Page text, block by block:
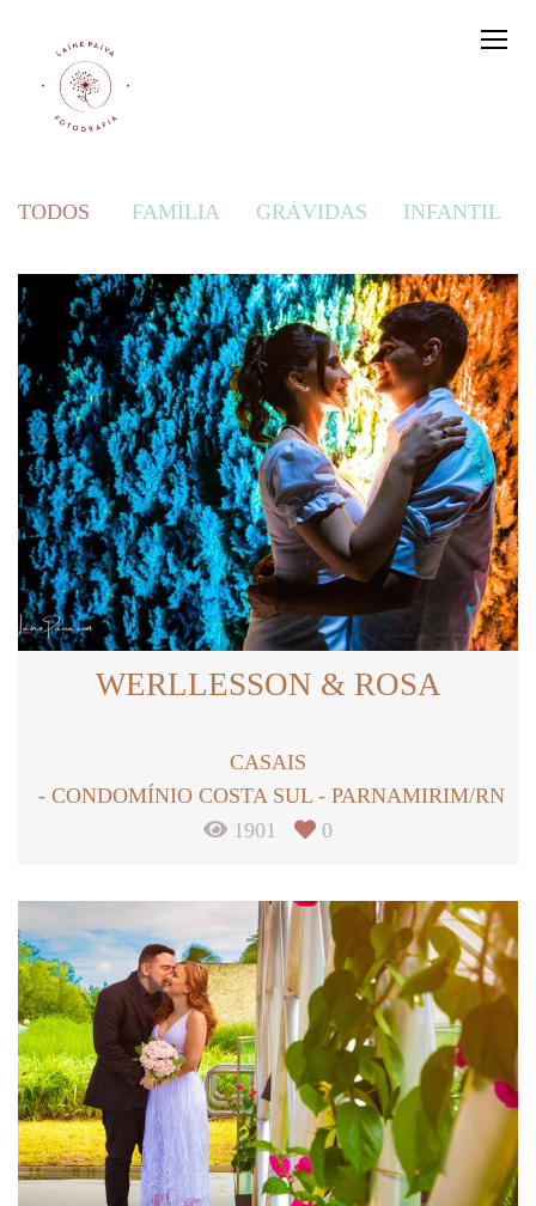
TODOS FAMÍLIA GRÁVIDAS INFANTIL
WERLLESSON & ROSA
CASAIS
CONDOMÍNIO COSTA SUL - PARNAMIRIM/RN
1901
0